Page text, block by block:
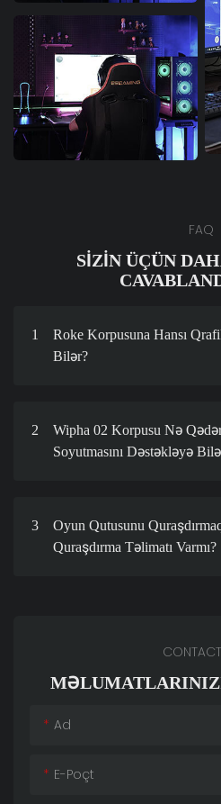
FAQ
SIZIN ÜÇÜN
1
Roke Korpusuna Hansı
Bilər?
2
Wipha 02 Korpusu Nə
Soyutmasını Dəstəkləyə
3
Oyun Qutusunu
Quraşdırma Təlimatı Varmı?
Ad
E-Poçt